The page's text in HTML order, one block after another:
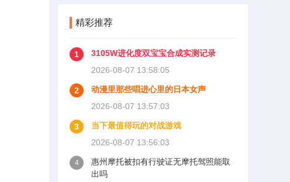
达不到点火需要的最低值。
降低低温时的机油粘度。
精彩推荐
1
3105W进化度双宝宝合成实测记录
2026-08-07 13:58:05
2
动漫里那些唱进心里的日本女声
2026-08-07 13:57:03
3
当下最值得玩的对战游戏
2026-08-07 13:56:03
4
惠州摩托被扣有行驶证无摩托驾照能取
出吗